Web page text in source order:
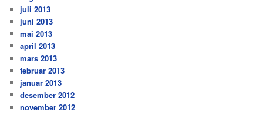
juli 2013
juni 2013
mai 2013
april 2013
mars 2013
februar 2013
januar 2013
desember 2012
november 2012